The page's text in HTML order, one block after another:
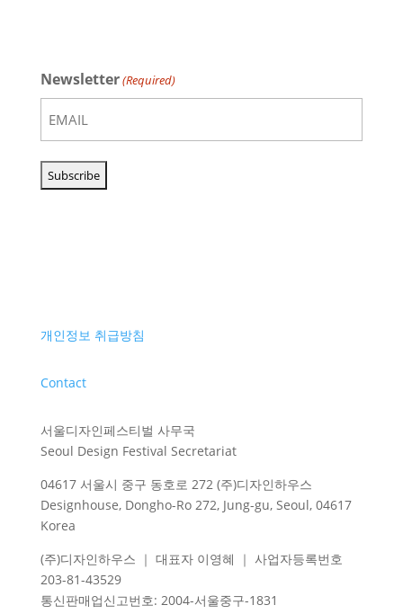
Newsletter(Required)
개인정보 취급방침
Contact
서울디자인페스티벌 사무국
Seoul Design Festival Secretariat
04617 서울시 중구 동호로 272 (주)디자인하우스
Designhouse, Dongho-Ro 272, Jung-gu, Seoul, 04617
Korea
(주)디자인하우스 ｜ 대표자 이영혜 ｜ 사업자등록번호
203-81-43529
통신판매업신고번호: 2004-서울중구-1831